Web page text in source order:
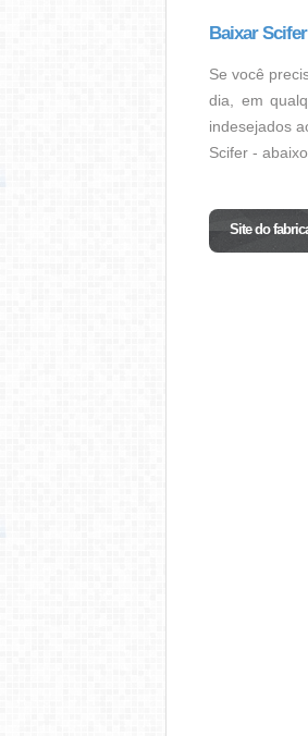
Baixar Scifer
Se você
dia, em
indesejados
Scifer -
Site do